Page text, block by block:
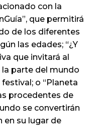
con la
que permitirá
de los diferentes
las edades; “¿Y
que invitará al
parte del mundo
o “Planeta
procedentes de
se convertirán
en su lugar de